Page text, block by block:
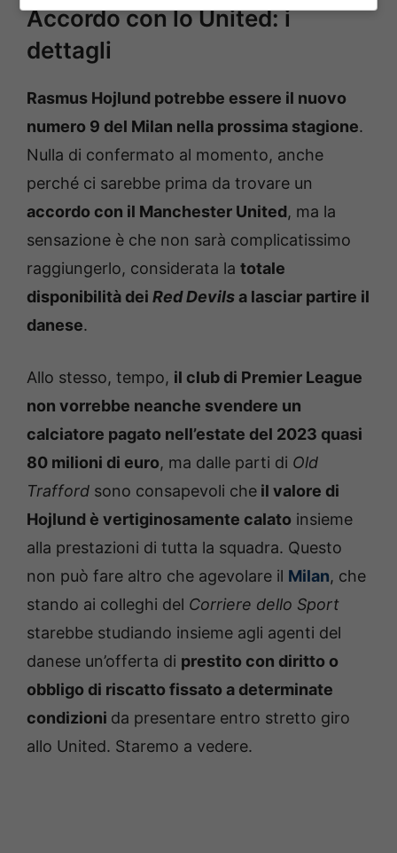
Accordo con lo United: i
dettagli
Rasmus Hojlund potrebbe essere il nuovo
numero 9 del Milan nella prossima stagione.
Nulla di confermato al momento, anche
perché ci sarebbe prima da trovare un
accordo con il Manchester United, ma la
sensazione è che non sarà complicatissimo
raggiungerlo, considerata la totale
disponibilità dei Red Devilsa lasciar partire il
danese.
Allo stesso, tempo, il club di Premier League
non vorrebbe neanche svendere un
calciatore pagato nell’estate del 2023 quasi
80 milioni di euro, ma dalle parti di Old
Trafford sono consapevoli che il valore di
Hojlund è vertiginosamente calato insieme
alla prestazioni di tutta la squadra. Questo
non può fare altro che agevolare il Milan, che
stando ai colleghi del Corriere dello Sport
starebbe studiando insieme agli agenti del
danese un’offerta di prestito con diritto o
obbligo di riscatto fissato a determinate
condizioni da presentare entro stretto giro
allo United. Staremo a vedere.